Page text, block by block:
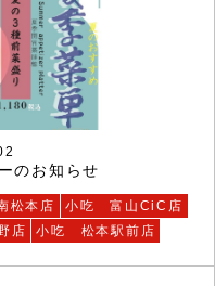
のお知らせ
松本店
小吃 富山CiC店
店 小吃 松本駅前店